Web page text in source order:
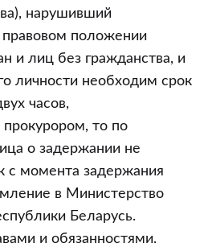
нарушивший
правовом положении
и лиц без гражданства, и
личности необходим срок
часов,
то по
о задержании не
с момента задержания
в Министерство
Беларусь.
и обязанностями,